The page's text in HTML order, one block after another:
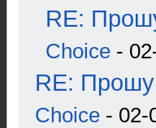
RE:
Choice -
RE:
Choice - 02-